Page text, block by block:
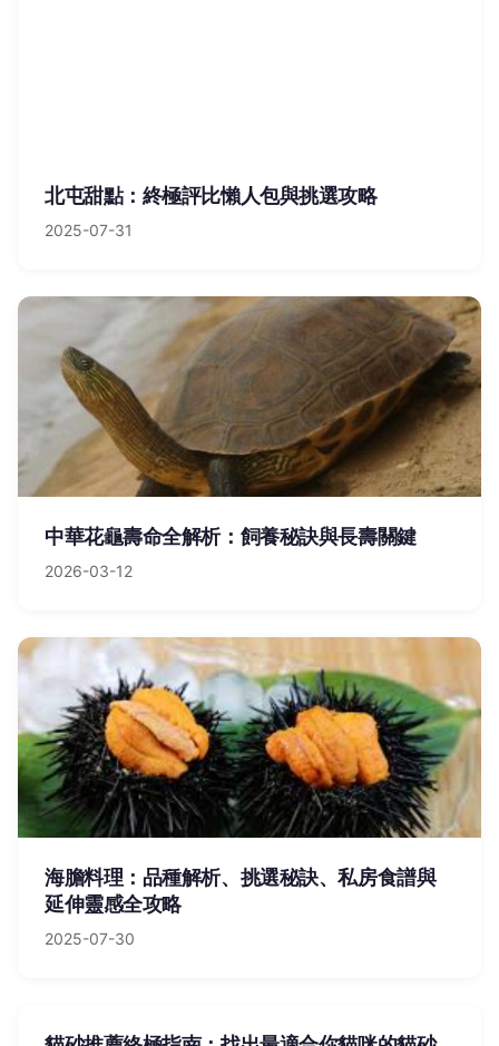
北屯甜點：終極評比懶人包與挑選攻略
2025-07-31
中華花龜壽命全解析：飼養秘訣與長壽關鍵
2026-03-12
海膽料理：品種解析、挑選秘訣、私房食譜與
延伸靈感全攻略
2025-07-30